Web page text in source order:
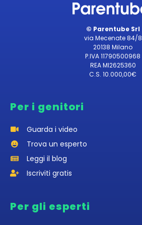
© Parentube Srl
via Mecenate 84/8
20138 Milano
P.IVA 11790500968
REA MI2625360
C.S. 10.000,00€
Per i genitori
Guarda i video
Trova un esperto
Leggi il blog
Iscriviti gratis
Per gli esperti